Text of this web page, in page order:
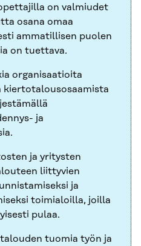
on valmiudet
osana omaa
ammatillisen puolen
on tuettava.
organisaatioita
kiertotalousosaamista
ja
ja yritysten
liittyvien
ja
toimialoilla, joilla
pulaa.
tuomia työn ja